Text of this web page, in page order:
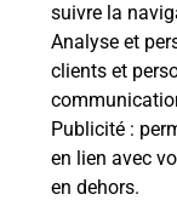
suivre la
Analyse et
clients et
Publicité :
en lien avec
en dehors.
En